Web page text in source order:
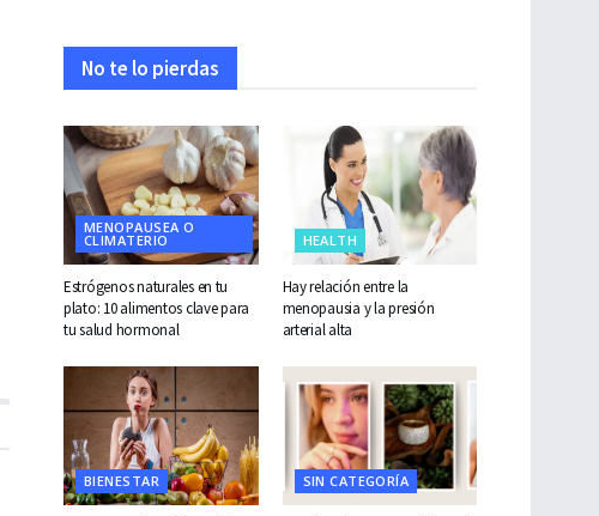
No te lo pierdas
MENOPAUSEA O
CLIMATERIO
Estrógenos naturales en tu
plato: 10 alimentos clave para
tu salud hormonal
HEALTH
Hay relación entre la
menopausia y la presión
arterial alta
BIENESTAR SIN CATEGORÍA